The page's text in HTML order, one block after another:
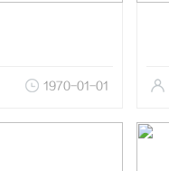
1970-01-01